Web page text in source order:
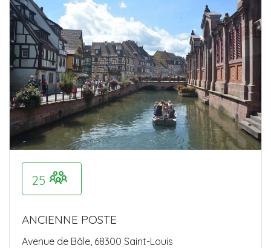
25
ANCIENNE POSTE
Avenue de Bâle, 68300 Saint-Louis